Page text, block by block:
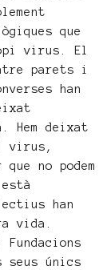
que
virus. El
parets i
han
Hem deixat
virus,
no podem
han
vida.
únics